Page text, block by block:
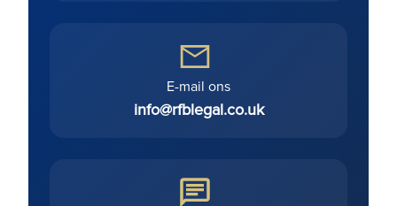
E-mail ons
info@rfblegal.co.uk